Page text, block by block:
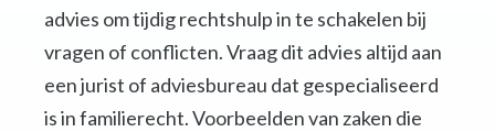
advies om tijdig rechtshulp in te schakelen bij
vragen of conflicten. Vraag dit advies altijd aan
een jurist of adviesbureau dat gespecialiseerd
is in familierecht. Voorbeelden van zaken die